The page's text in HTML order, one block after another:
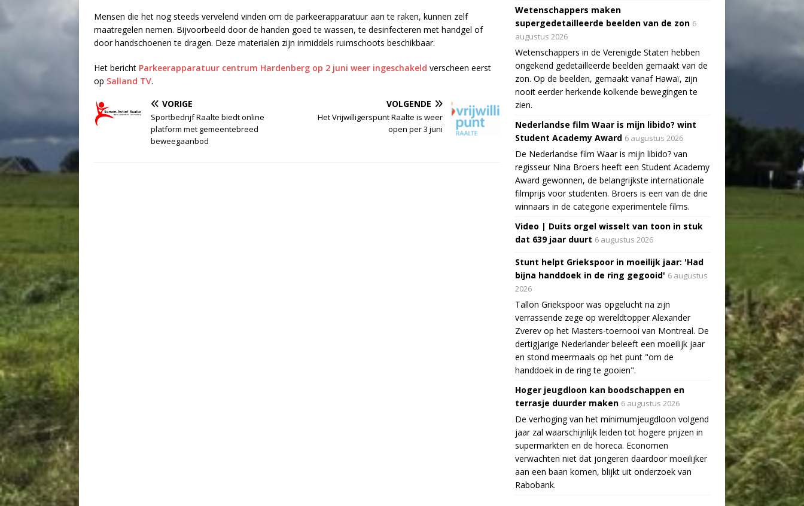
Mensen die het nog steeds vervelend vinden om de parkeerapparatuur aan te raken, kunnen zelf
maatregelen nemen. Bijvoorbeeld door de handen goed te wassen, te desinfecteren met handgel of
door handschoenen te dragen. Deze materialen zijn inmiddels ruimschoots beschikbaar.
Het bericht Parkeerapparatuur centrum Hardenberg op 2 juni weer ingeschakeld verscheen eerst
op Salland TV.
VORIGE
Sportbedrijf Raalte biedt online
platform met gemeentebreed
beweegaanbod
VOLGENDE
Het Vrijwilligerspunt Raalte is weer
open per 3 juni
Wetenschappers maken
supergedetailleerde beelden van de zon 6
augustus 2026
Wetenschappers in de Verenigde Staten hebben
ongekend gedetailleerde beelden gemaakt van de
zon. Op de beelden, gemaakt vanaf Hawaï, zijn
nooit eerder herkende kolkende bewegingen te
zien.
Nederlandse film Waar is mijn libido? wint
Student Academy Award 6 augustus 2026
De Nederlandse film Waar is mijn libido? van
regisseur Nina Broers heeft een Student Academy
Award gewonnen, de belangrijkste internationale
filmprijs voor studenten. Broers is een van de drie
winnaars in de categorie experimentele films.
Video | Duits orgel wisselt van toon in stuk
dat 639 jaar duurt 6 augustus 2026
Stunt helpt Griekspoor in moeilijk jaar: 'Had
bijna handdoek in de ring gegooid' 6 augustus
2026
Tallon Griekspoor was opgelucht na zijn
verrassende zege op wereldtopper Alexander
Zverev op het Masters-toernooi van Montreal. De
dertigjarige Nederlander beleeft een moeilijk jaar
en stond meermaals op het punt "om de
handdoek in de ring te gooien".
Hoger jeugdloon kan boodschappen en
terrasje duurder maken 6 augustus 2026
De verhoging van het minimumjeugdloon volgend
jaar zal waarschijnlijk leiden tot hogere prijzen in
supermarkten en de horeca. Economen
verwachten niet dat jongeren daardoor moeilijker
aan een baan komen, blijkt uit onderzoek van
Rabobank.